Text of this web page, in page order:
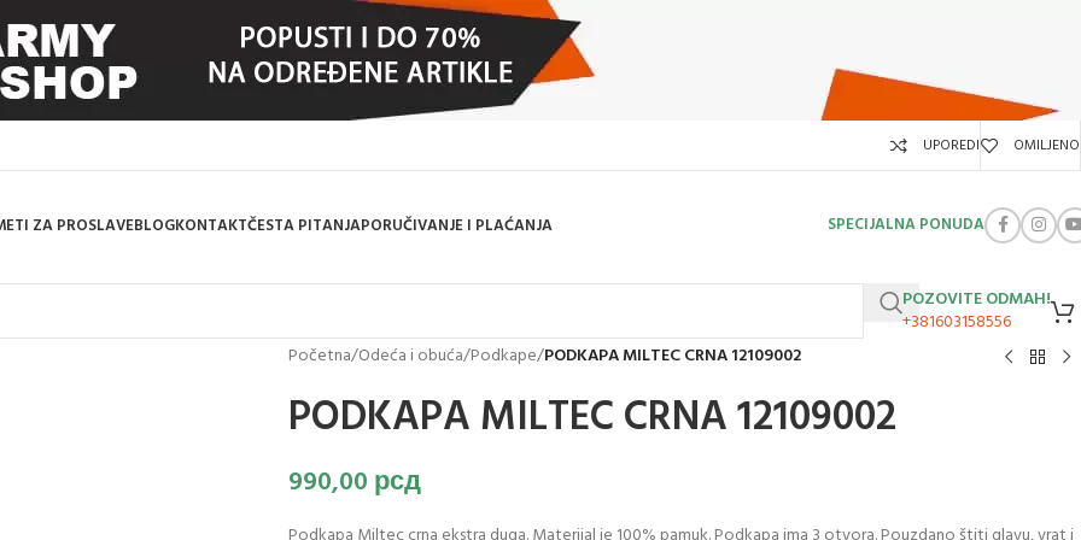
UPOREDI OMILJENO
ZA PROSLAVEBLOGKONTAKTČESTA PITANJAPORUČIVANJE I PLAĆANJA SPECIJALNA PONUDA
POZOVITE ODMAH!
+381603158556
Početna/Odeća i obuća/Podkape/PODKAPA MILTEC CRNA 12109002
PODKAPA MILTEC CRNA 12109002
990,00 рсд